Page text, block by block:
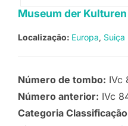
Museum der
Localização: Europa Suiça
Número de tombo: IVc
Número anterior: IVc
Categoria